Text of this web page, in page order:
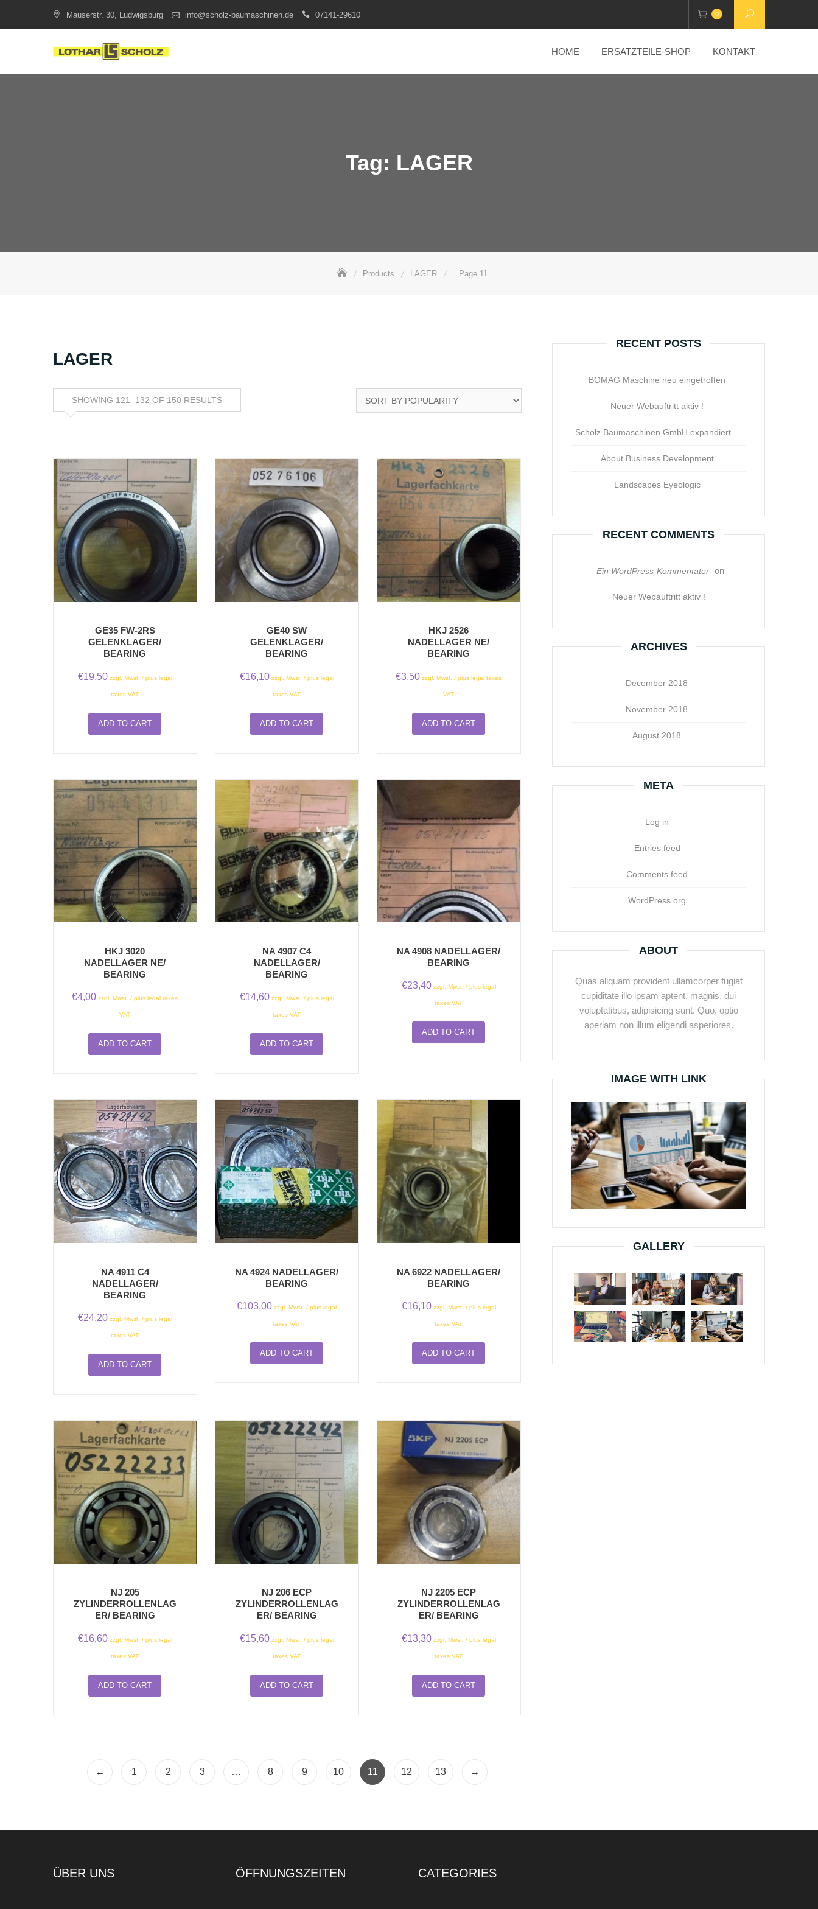
Mauserstr. 30, Ludwigsburg info@scholz-baumaschinen.de 07141-29610 0
HOME ERSATZTEILE-SHOP KONTAKT
Tag: LAGER
Products LAGER Page 11
LAGER
SHOWING 121–132 OF 150 RESULTS
GE35 FW-2RS
GELENKLAGER/
BEARING
€19,50 zzgl. Mwst. / plus legal
taxes VAT
ADD TO CART
GE40 SW
GELENKLAGER/
BEARING
€16,10 zzgl. Mwst. / plus legal
taxes VAT
ADD TO CART
HKJ 2526
NADELLAGER NE/
BEARING
€3,50 zzgl. Mwst. / plus legal taxes
VAT
ADD TO CART
HKJ 3020
NADELLAGER NE/
BEARING
€4,00 zzgl. Mwst. / plus legal taxes
VAT
ADD TO CART
NA 4907 C4
NADELLAGER/
BEARING
€14,60 zzgl. Mwst. / plus legal
taxes VAT
ADD TO CART
NA 4908 NADELLAGER/
BEARING
€23,40 zzgl. Mwst. / plus legal
taxes VAT
ADD TO CART
NA 4911 C4
NADELLAGER/
BEARING
€24,20 zzgl. Mwst. / plus legal
taxes VAT
ADD TO CART
NA 4924 NADELLAGER/
BEARING
€103,00 zzgl. Mwst. / plus legal
taxes VAT
ADD TO CART
NA 6922 NADELLAGER/
BEARING
€16,10 zzgl. Mwst. / plus legal
taxes VAT
ADD TO CART
NJ 205
ZYLINDERROLLENLAG
ER/ BEARING
€16,60 zzgl. Mwst. / plus legal
taxes VAT
ADD TO CART
NJ 206 ECP
ZYLINDERROLLENLAG
ER/ BEARING
€15,60 zzgl. Mwst. / plus legal
taxes VAT
ADD TO CART
NJ 2205 ECP
ZYLINDERROLLENLAG
ER/ BEARING
€13,30 zzgl. Mwst. / plus legal
taxes VAT
ADD TO CART
← 1 2 3 … 8 9 10 11 12 13 →
RECENT POSTS
BOMAG Maschine neu eingetroffen
Neuer Webauftritt aktiv !
Scholz Baumaschinen GmbH expandiert…
About Business Development
Landscapes Eyeologic
RECENT COMMENTS
Ein WordPress-Kommentator on
Neuer Webauftritt aktiv !
ARCHIVES
December 2018
November 2018
August 2018
META
Log in
Entries feed
Comments feed
WordPress.org
ABOUT
Quas aliquam provident ullamcorper fugiat
cupiditate illo ipsam aptent, magnis, dui
voluptatibus, adipisicing sunt. Quo, optio
aperiam non illum eligendi asperiores.
IMAGE WITH LINK
GALLERY
ÜBER UNS ÖFFNUNGSZEITEN CATEGORIES